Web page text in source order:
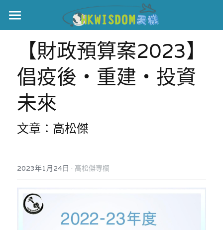
主頁
世界盃
伊美戰爭
黎智英案
正本清源•黎智英案
宏福火災
宏福苑聽證會
宏福火災正視聽
記錄．宏福苑火災
中國
國際
【財政預算案2023】
倡疫後‧重建‧投資
未來
文章：高松傑
2023年1月24日 · 高松傑專欄